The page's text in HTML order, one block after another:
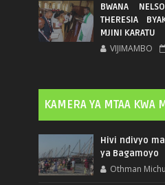
BWANA
THERESIA
MJINI KARATU
VIJIMAMBO
KAMERA YA MTAA KWA
Hivi ndivyo
ya Bagamoyo
Othman